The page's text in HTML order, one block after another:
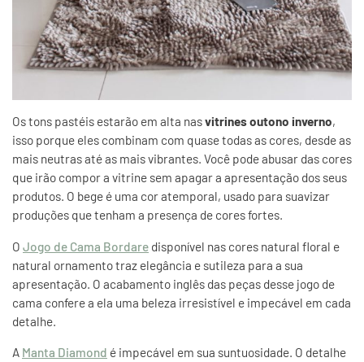
Os tons pastéis estarão em alta nasvitrines outono inverno,
isso porque eles combinam com quase todas as cores, desde as
mais neutras até as mais vibrantes. Você pode abusar das cores
que irão compor a vitrine sem apagar a apresentação dos seus
produtos. O bege é uma cor atemporal, usado para suavizar
produções que tenham a presença de cores fortes.
O Jogo de Cama Bordare disponível nas cores natural floral e
natural ornamento traz elegância e sutileza para a sua
apresentação. O acabamento inglês das peças desse jogo de
cama confere a ela uma beleza irresistível e impecável em cada
detalhe.
A Manta Diamond é impecável em sua suntuosidade. O detalhe